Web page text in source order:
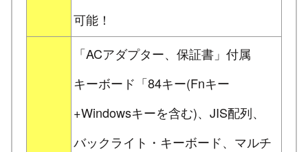
可能！
「ACアダプター、保証書」付属
キーボード「84キー(Fnキー
+Windowsキーを含む)、JIS配列、
バックライト・キーボード、マルチ